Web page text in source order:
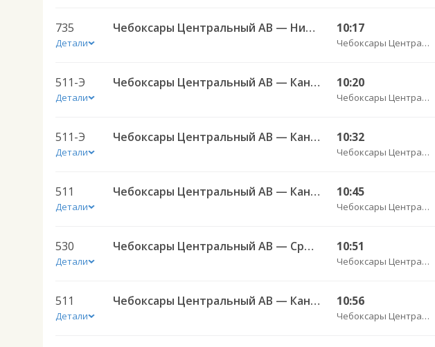
735
Детали
Чебоксары Центральный АВ — Нижнее Атыково д. 735 10:17
Чебоксары Центральный АВ
511-Э
Детали
Чебоксары Центральный АВ — Канаш АВ 511-ЭЭ 10:20
Чебоксары Центральный АВ
511-Э
Детали
Чебоксары Центральный АВ — Канаш АВ 511-ЭЭ 10:32
Чебоксары Центральный АВ
511
Детали
Чебоксары Центральный АВ — Канаш АВ 511 10:45
Чебоксары Центральный АВ
530
Детали
Чебоксары Центральный АВ — Средние Татмыши ч/з Новые Ачакасы д. 530 10:51
Чебоксары Центральный АВ
511
Детали
Чебоксары Центральный АВ — Канаш АВ 511 10:56
Чебоксары Центральный АВ